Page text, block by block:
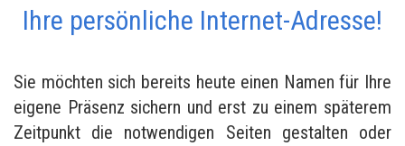
Ihre persönliche Internet-Adresse!
Sie möchten sich bereits heute einen Namen für Ihre
eigene Präsenz sichern und erst zu einem späterem
Zeitpunkt die notwendigen Seiten gestalten oder